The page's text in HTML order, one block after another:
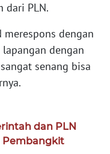
dari PLN.
merespons dengan
dengan
senang bisa
dan PLN
Pembangkit